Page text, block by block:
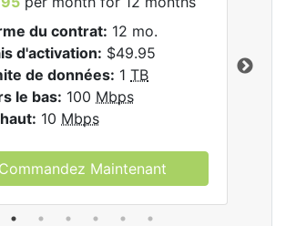
du contrat: 12 mo.
d'activation: $49.95
de données: 1 TB
le bas: 100 Mbps
10 Mbps
Commandez Maintenant